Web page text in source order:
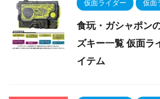
仮面ライダー 仮面
食玩・ガシャポン
ズキー一覧 仮面ラ
イテム